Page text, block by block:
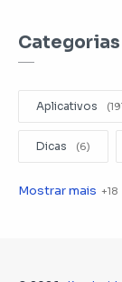
Categorias
Aplicativos
Dicas
Editar Videos